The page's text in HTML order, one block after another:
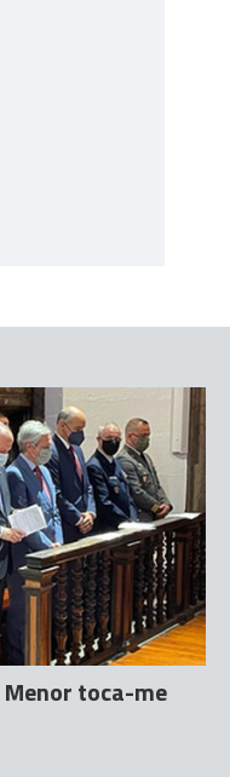
Menor toca-me